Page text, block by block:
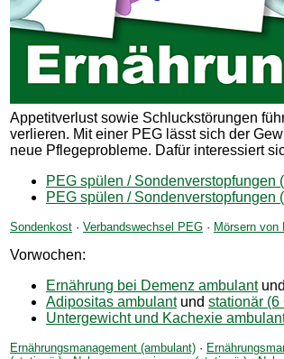
Appetitverlust sowie Schluckstörungen
verlieren. Mit einer PEG lässt sich der
neue Pflegeprobleme. Dafür interessiert
PEG spülen / Sondenverstopfungen
PEG spülen / Sondenverstopfungen
Sondenkost · Verbandswechsel PEG · Mörsern von
Vorwochen:
Ernährung bei Demenz ambulantund
Adipositas ambulantund stationär (6
Untergewicht und Kachexie
Ernährungsmanagement (ambulant) ·